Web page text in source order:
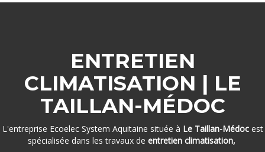
ENTRETIEN
CLIMATISATION | LE
TAILLAN-MÉDOC
L'entreprise Ecoelec System Aquitaine située à Le Taillan-Médoc est
spécialisée dans les travaux de entretien climatisation,